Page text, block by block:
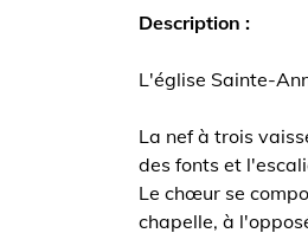
Description :
L'église Sainte-
La nef à trois
des fonts et
Le chœur se
chapelle, à